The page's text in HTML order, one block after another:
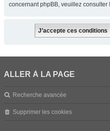
concernant phpBB, veuillez consulter
ALLER À LA PAGE
Recherche avancée
Supprimer les cookies